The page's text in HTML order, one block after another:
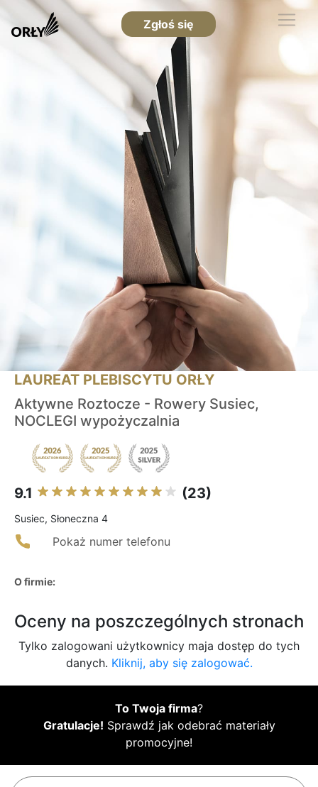
Zgłoś się
LAUREAT PLEBISCYTU ORŁY
Aktywne Roztocze - Rowery Susiec,
NOCLEGI wypożyczalnia
9.1 (23)
Susiec, Słoneczna 4
Pokaż numer telefonu
O firmie:
Oceny na poszczególnych stronach
Tylko zalogowani użytkownicy maja dostęp do tych
danych. Kliknij, aby się zalogować.
To Twoja firma?
Gratulacje! Sprawdź jak odebrać materiały
promocyjne!